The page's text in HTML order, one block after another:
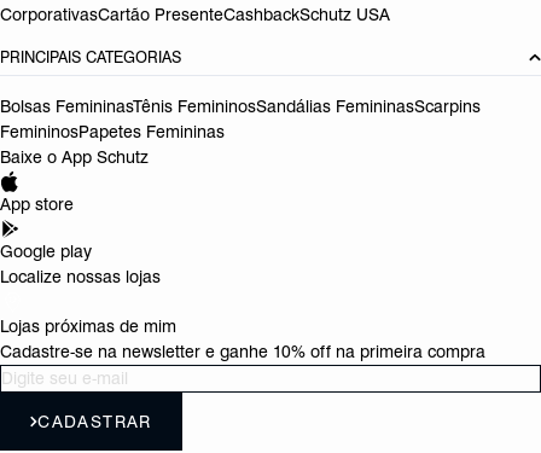
CorporativasCartão PresenteCashbackSchutz USA
PRINCIPAIS CATEGORIAS
Bolsas FemininasTênis FemininosSandálias FemininasScarpins
FemininosPapetes Femininas
Baixe o App Schutz
App store
Google play
Localize nossas lojas
Lojas próximas de mim
Cadastre-se na newsletter e ganhe 10% off na primeira compra
CADASTRAR